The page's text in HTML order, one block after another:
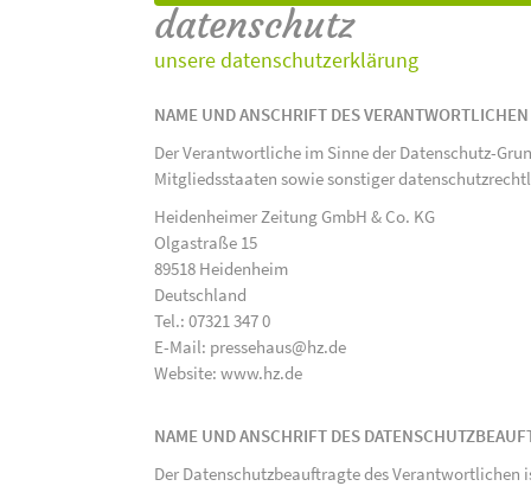
datenschutz
unsere datenschutzerklärung
NAME UND ANSCHRIFT DES VERANTWORTLICHEN
Der Verantwortliche im Sinne der Datenschutz-
Mitgliedsstaaten sowie sonstiger
Heidenheimer Zeitung GmbH & Co. KG
Olgastraße 15
89518 Heidenheim
Deutschland
Tel.: 07321 347 0
E-Mail: pressehaus@hz.de
Website: www.hz.de
NAME UND ANSCHRIFT DES
Der Datenschutzbeauftragte des Verantwortlichen